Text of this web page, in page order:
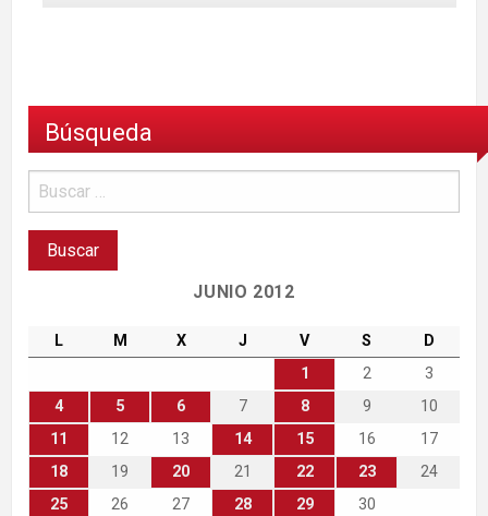
Búsqueda
JUNIO 2012
L M X J V S
D
1
2
3
4
5 6 7 8 9
10
11
12 13 14 15 16
17
18
19 20 21 22 23
24
25
26 27 28 29 30